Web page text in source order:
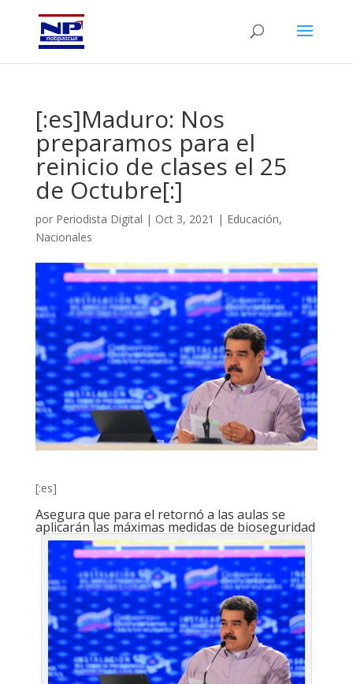
[:es]Maduro: Nos
preparamos para el
reinicio de clases el 25
de Octubre[:]
por Periodista Digital | Oct 3, 2021 | Educación,
Nacionales
[:es]
Asegura que para el retornó a las aulas se
aplicarán las máximas medidas de bioseguridad